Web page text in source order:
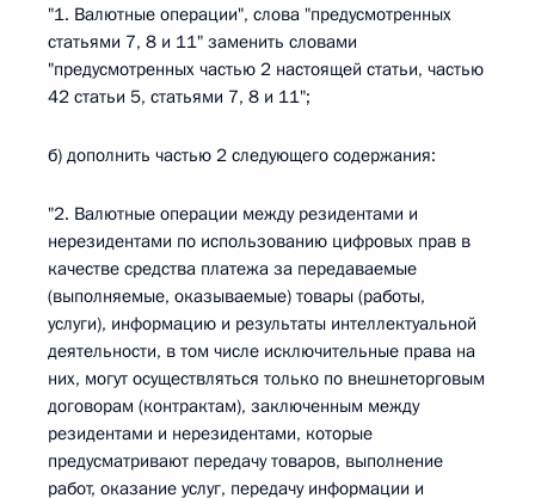
"1. Валютные операции", слова "предусмотренных
статьями 7, 8 и 11" заменить словами
"предусмотренных частью 2 настоящей статьи, частью
42 статьи 5, статьями 7, 8 и 11";
б) дополнить частью 2 следующего содержания:
"2. Валютные операции между резидентами и
нерезидентами по использованию цифровых прав в
качестве средства платежа за передаваемые
(выполняемые, оказываемые) товары (работы,
услуги), информацию и результаты интеллектуальной
деятельности, в том числе исключительные права на
них, могут осуществляться только по внешнеторговым
договорам (контрактам), заключенным между
резидентами и нерезидентами, которые
предусматривают передачу товаров, выполнение
работ, оказание услуг, передачу информации и